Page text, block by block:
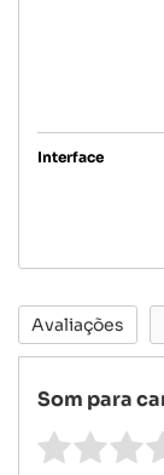
Interface
Avaliações
Som para